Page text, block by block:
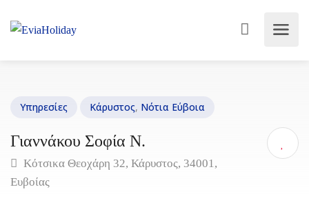
Υπηρεσίες Κάρυστος, Νότια Εύβοια
Γιαννάκου Σοφία Ν.
Κότσικα Θεοχάρη 32, Κάρυστος, 34001,
Ευβοίας